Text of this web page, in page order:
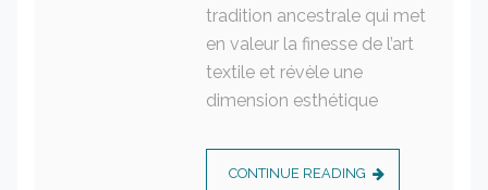
tradition ancestrale qui met
en valeur la finesse de l’art
textile et révèle une
dimension esthétique
CONTINUE READING